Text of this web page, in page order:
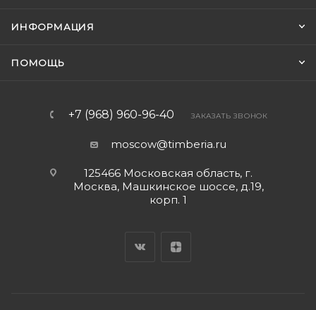
ИНФОРМАЦИЯ
ПОМОЩЬ
+7 (968) 960-96-40 ЗАКАЗАТЬ ЗВОНОК
moscow@timberia.ru
125466 Московская область, г.
Москва, Машкинское шоссе, д.19,
корп. 1